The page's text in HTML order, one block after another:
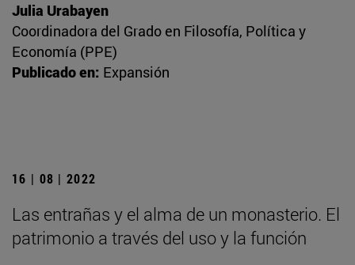
Julia Urabayen
Coordinadora del Grado en Filosofía, Política y
Economía (PPE)
Publicado en: Expansión
16 | 08 | 2022
Las entrañas y el alma de un monasterio. El
patrimonio a través del uso y la función